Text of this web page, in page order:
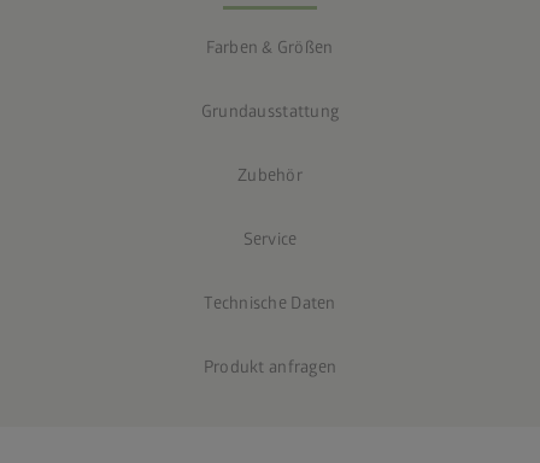
Farben & Größen
Grundausstattung
Zubehör
Service
Technische Daten
Produkt anfragen